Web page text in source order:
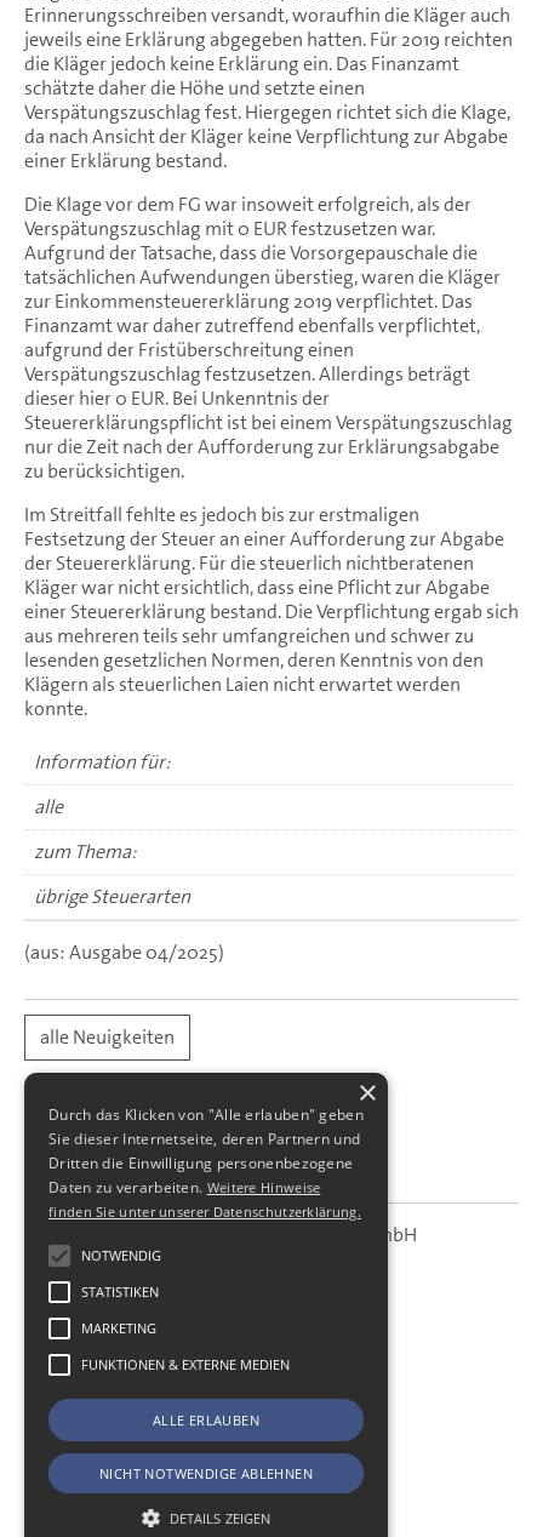
Erinnerungsschreiben versandt, woraufhin die Kläger auch
jeweils eine Erklärung abgegeben hatten. Für 2019 reichten
die Kläger jedoch keine Erklärung ein. Das Finanzamt
schätzte daher die Höhe und setzte einen
Verspätungszuschlag fest. Hiergegen richtet sich die Klage,
da nach Ansicht der Kläger keine Verpflichtung zur Abgabe
einer Erklärung bestand.
Die Klage vor dem FG war insoweit erfolgreich, als der
Verspätungszuschlag mit 0 EUR festzusetzen war.
Aufgrund der Tatsache, dass die Vorsorgepauschale die
tatsächlichen Aufwendungen überstieg, waren die Kläger
zur Einkommensteuererklärung 2019 verpflichtet. Das
Finanzamt war daher zutreffend ebenfalls verpflichtet,
aufgrund der Fristüberschreitung einen
Verspätungszuschlag festzusetzen. Allerdings beträgt
dieser hier 0 EUR. Bei Unkenntnis der
Steuererklärungspflicht ist bei einem Verspätungszuschlag
nur die Zeit nach der Aufforderung zur Erklärungsabgabe
zu berücksichtigen.
Im Streitfall fehlte es jedoch bis zur erstmaligen
Festsetzung der Steuer an einer Aufforderung zur Abgabe
der Steuererklärung. Für die steuerlich nichtberatenen
Kläger war nicht ersichtlich, dass eine Pflicht zur Abgabe
einer Steuererklärung bestand. Die Verpflichtung ergab sich
aus mehreren teils sehr umfangreichen und schwer zu
lesenden gesetzlichen Normen, deren Kenntnis von den
Klägern als steuerlichen Laien nicht erwartet werden
konnte.
Information für:
alle
zum Thema:
übrige Steuerarten
(aus: Ausgabe 04/2025)
alle Neuigkeiten
SBS
SBS Richter, Trenner & Kollegen GmbH
Steuerberatungsgesellschaft
Hohe Straße 55
01187Dresden
Telefax:+49 (0) 351 - 87 32 699
E-Mail:kanzlei@sbsdresden.de
ESt-Helfer
Start
Impressum
Datenschutz
×
Durch das Klicken von "Alle erlauben" geben
Sie dieser Internetseite, deren Partnern und
Dritten die Einwilligung personenbezogene
Daten zu verarbeiten. Weitere Hinweise
finden Sie unter unserer Datenschutzerklärung.
NOTWENDIG
STATISTIKEN
MARKETING
FUNKTIONEN & EXTERNE MEDIEN
ALLE ERLAUBEN
NICHT NOTWENDIGE ABLEHNEN
DETAILS ZEIGEN